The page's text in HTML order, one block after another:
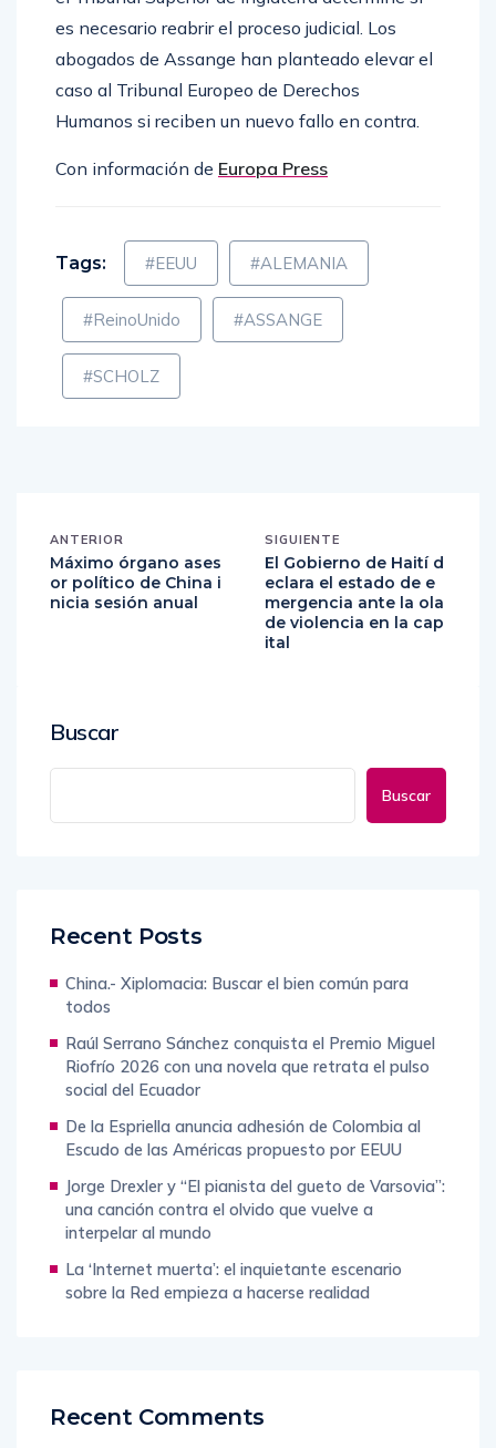
extradición, que sigue parada a la espera de que
el Tribunal Superior de Inglaterra determine si
es necesario reabrir el proceso judicial. Los
abogados de Assange han planteado elevar el
Humanos si reciben un nuevo fallo en contra.
Tags: #EEUU #ALEMANIA
#ReinoUnido
ANTERIOR
Máximo órgano ases
SIGUIENTE
El Gobierno de Haití d
eclara el estado de e
mergencia ante la ola
Buscar
Recent Posts
todos
Raúl Serrano Sánchez conquista el Premio Miguel
social del Ecuador
Escudo de las Américas propuesto por EEUU
Jorge Drexler y “El pianista del gueto de Varsovia”:
interpelar al mundo